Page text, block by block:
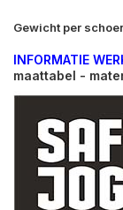
Gewicht per
INFORMATIE
maattabel -